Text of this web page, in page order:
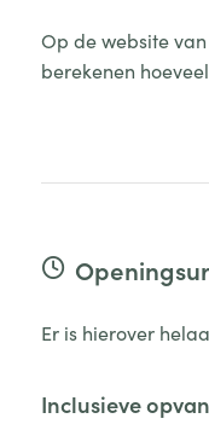
Op de website van
berekenen
Er is hierover
Inclusieve